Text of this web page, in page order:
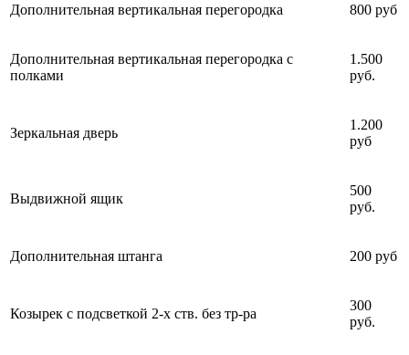
Дополнительная вертикальная перегородка 800 руб
Дополнительная вертикальная перегородка с
полками
1.500
руб.
Зеркальная дверь
1.200
руб
Выдвижной ящик
500
руб.
Дополнительная штанга 200 руб
Козырек с подсветкой 2-х ств. без тр-ра
300
руб.